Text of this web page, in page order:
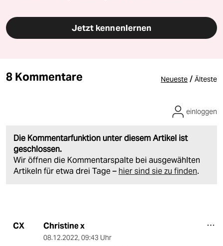
Jetzt kennenlernen
8 Kommentare Neueste / Älteste
Die Kommentarfunktion unter diesem Artikel ist
geschlossen.
Wir öffnen die Kommentarspalte bei ausgewählten
Artikeln für etwa drei Tage – hier sind sie zu finden.
einloggen
CX Christine x
08.12.2022, 09:43 Uhr